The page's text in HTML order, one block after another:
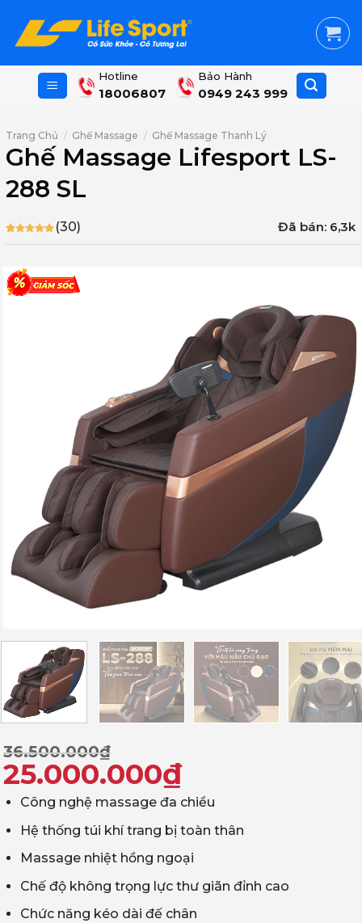
content
Hotline
18006807
Bảo Hành
0949 243 999
Trang Chủ / Ghế Massage / Ghế Massage Thanh Lý
Ghế Massage Lifesport LS-
288 SL
4.93trên 5
30
(30) Đã bán: 6,3k
36.500.000₫
Giá
gốc
là:
36.500.000₫.
25.000.000₫
Giá
hiện
tại
là:
25.000.000₫.
Công nghệ massage đa chiều
Hệ thống túi khí trang bị toàn thân
Massage nhiệt hồng ngoại
Chế độ không trọng lực thư giãn đỉnh cao
Chức năng kéo dài đế chân